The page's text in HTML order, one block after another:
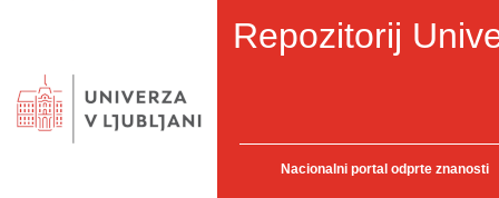
Repozitorij
Nacionalni portal odprte znanosti